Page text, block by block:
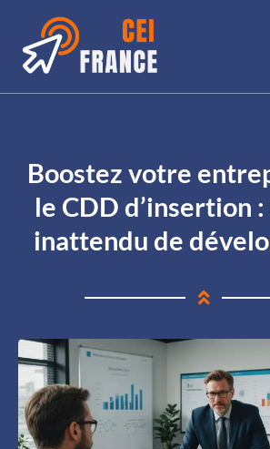
Boostez votre
le CDD d’insertion
inattendu de